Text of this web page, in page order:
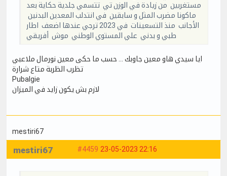
مستغربين من زيادة في الوزن تي تتسمي جلدية حكاية بعد
ماكونا مضرب المثل و سابقين في انتدلب المعدين البدنين
الأجانب منذ التسعينات في 2023 ترجي عندها اضعف اطار
طبي و بدني علي المستوي الوطني موش أفريقي
ايا سيدي هاو معين جاوبك … حسب ما حكى معين نورمال ملاعبي
تظرب الظربة متاع شرارة
Pubalgie
لازم بش يكون زايد في الميزان
mestiri67
#4459 23-05-2023 22:16
mestiri67